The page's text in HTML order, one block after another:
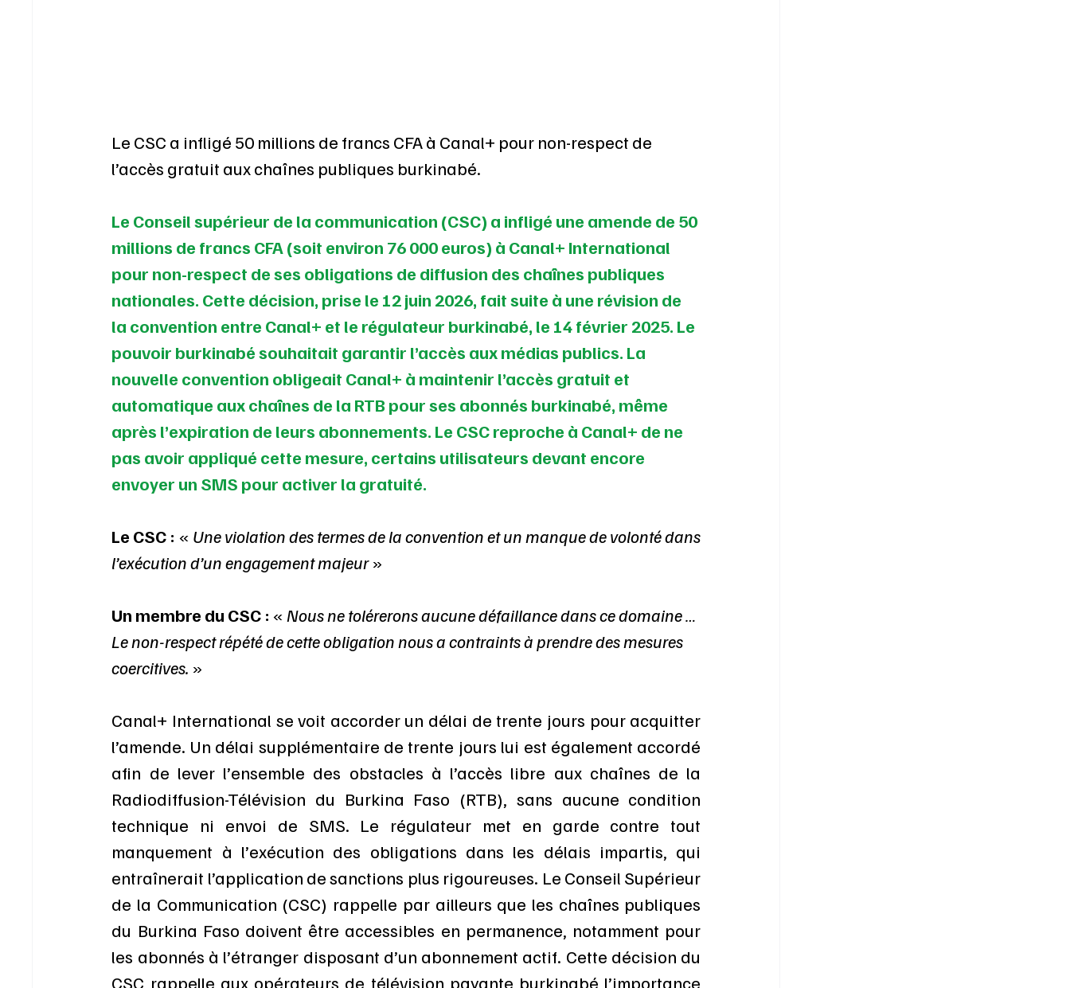
Le CSC a infligé 50 millions de francs CFA à Canal+ pour non-respect de
l’accès gratuit aux chaînes publiques burkinabé.
Le Conseil supérieur de la communication (CSC) a infligé une amende de 50
millions de francs CFA (soit environ 76 000 euros) à Canal+ International
pour non-respect de ses obligations de diffusion des chaînes publiques
nationales. Cette décision, prise le 12 juin 2026, fait suite à une révision de
la convention entre Canal+ et le régulateur burkinabé, le 14 février 2025. Le
pouvoir burkinabé souhaitait garantir l’accès aux médias publics. La
nouvelle convention obligeait Canal+ à maintenir l’accès gratuit et
automatique aux chaînes de la RTB pour ses abonnés burkinabé, même
après l’expiration de leurs abonnements. Le CSC reproche à Canal+ de ne
pas avoir appliqué cette mesure, certains utilisateurs devant encore
envoyer un SMS pour activer la gratuité.
Le CSC : « Une violation des termes de la convention et un manque de volonté dans
l’exécution d’un engagement majeur »
Un membre du CSC : « Nous ne tolérerons aucune défaillance dans ce domaine …
Le non-respect répété de cette obligation nous a contraints à prendre des mesures
coercitives. »
Canal+ International se voit accorder un délai de trente jours pour acquitter
l’amende. Un délai supplémentaire de trente jours lui est également accordé
afin de lever l’ensemble des obstacles à l’accès libre aux chaînes de la
Radiodiffusion-Télévision du Burkina Faso (RTB), sans aucune condition
technique ni envoi de SMS. Le régulateur met en garde contre tout
manquement à l’exécution des obligations dans les délais impartis, qui
entraînerait l’application de sanctions plus rigoureuses. Le Conseil Supérieur
de la Communication (CSC) rappelle par ailleurs que les chaînes publiques
du Burkina Faso doivent être accessibles en permanence, notamment pour
les abonnés à l’étranger disposant d’un abonnement actif. Cette décision du
CSC rappelle aux opérateurs de télévision payante burkinabé l’importance